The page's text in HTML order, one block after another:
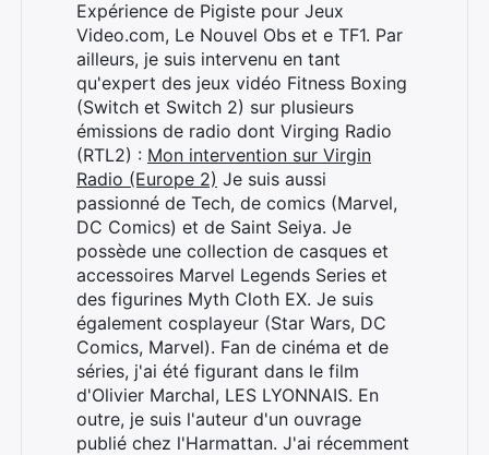
Expérience de Pigiste pour Jeux
Video.com, Le Nouvel Obs et e TF1. Par
ailleurs, je suis intervenu en tant
qu'expert des jeux vidéo Fitness Boxing
(Switch et Switch 2) sur plusieurs
émissions de radio dont Virging Radio
(RTL2) : Mon intervention sur Virgin
Radio (Europe 2) Je suis aussi
passionné de Tech, de comics (Marvel,
DC Comics) et de Saint Seiya. Je
possède une collection de casques et
accessoires Marvel Legends Series et
des figurines Myth Cloth EX. Je suis
également cosplayeur (Star Wars, DC
Comics, Marvel). Fan de cinéma et de
séries, j'ai été figurant dans le film
d'Olivier Marchal, LES LYONNAIS. En
outre, je suis l'auteur d'un ouvrage
publié chez l'Harmattan. J'ai récemment